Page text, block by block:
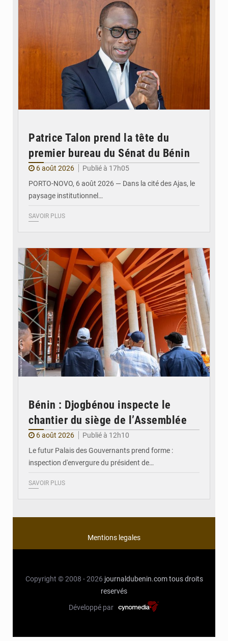
Patrice Talon prend la tête du
premier bureau du Sénat du Bénin
6 août 2026
Publié à 17h05
PORTO-NOVO, 6 août 2026 — Dans la cité des Ajas, le
paysage institutionnel…
SAVOIR PLUS
Bénin : Djogbénou inspecte le
chantier du siège de l’Assemblée
6 août 2026
Publié à 12h10
Le futur Palais des Gouvernants prend forme :
inspection d'envergure du président de…
SAVOIR PLUS
Mentions legales
Copyright © 2008 - 2026 journaldubenin.com tous droits
reservés
Développé par